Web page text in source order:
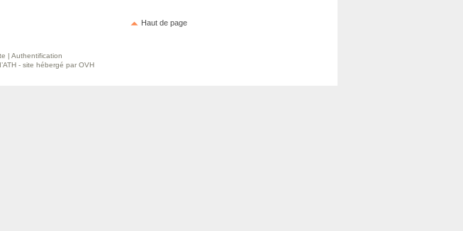
Haut de page
| Authentification
- site hébergé par OVH